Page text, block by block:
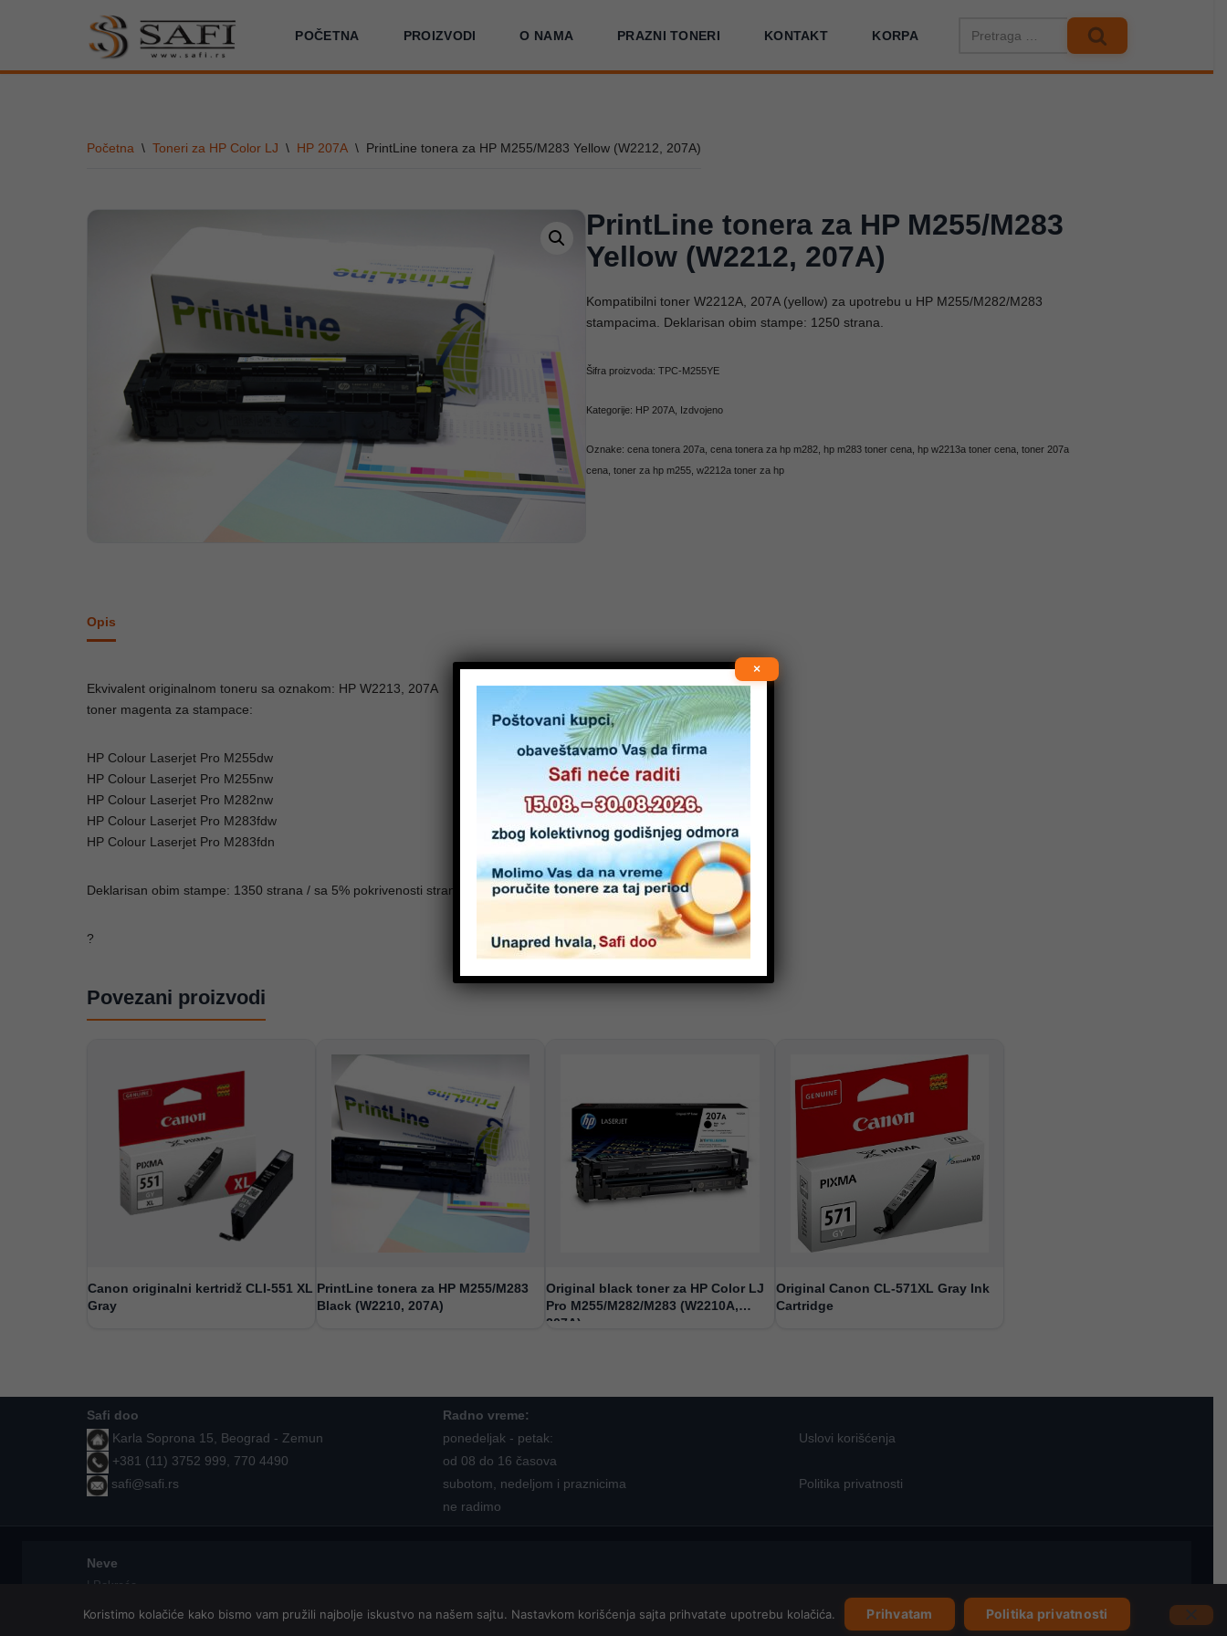
na
POČETNA PROIZVODI O NAMA PRAZNI TONERI KONTAKT KORPA
Početna \ Toneri za HP Color LJ \ HP 207A \ PrintLine tonera za HP M255/M283 Yellow (W2212, 207A)
PrintLine tonera za HP M255/M283
Yellow (W2212, 207A)
Kompatibilni toner W2212A, 207A (yellow) za upotrebu u HP M255/M282/M283
stampacima. Deklarisan obim stampe: 1250 strana.
Šifra proizvoda: TPC-M255YE
Kategorije: HP 207A, Izdvojeno
Oznake: cena tonera 207a, cena tonera za hp m282, hp m283 toner cena, hp w2213a toner cena, toner 207a
cena, toner za hp m255, w2212a toner za hp
Opis
Ekvivalent originalnom toneru sa oznakom: HP W2213, 207A
toner magenta za stampace:
HP Colour Laserjet Pro M255dw
HP Colour Laserjet Pro M255nw
HP Colour Laserjet Pro M282nw
HP Colour Laserjet Pro M283fdw
HP Colour Laserjet Pro M283fdn
Deklarisan obim stampe: 1350 strana / sa 5% pokrivenosti stranice
?
Povezani proizvodi
Canon originalni kertridž CLI-551 XL
Gray
PrintLine tonera za HP M255/M283
Black (W2210, 207A)
Original black toner za HP Color LJ
Pro M255/M282/M283 (W2210A,
207A)
Original Canon CL-571XL Gray Ink
Cartridge
Safi doo
Karla Soprona 15, Beograd - Zemun
+381 (11) 3752 999, 770 4490
safi@safi.rs
Radno vreme:
ponedeljak - petak:
od 08 do 16 časova
subotom, nedeljom i praznicima
ne radimo
Uslovi korišćenja
Politika privatnosti
Neve
| Pokreće
WordPress
×
Koristimo kolačiće kako bismo vam pružili najbolje iskustvo na našem sajtu. Nastavkom korišćenja sajta prihvatate upotrebu kolačića. Prihvatam Politika privatnosti